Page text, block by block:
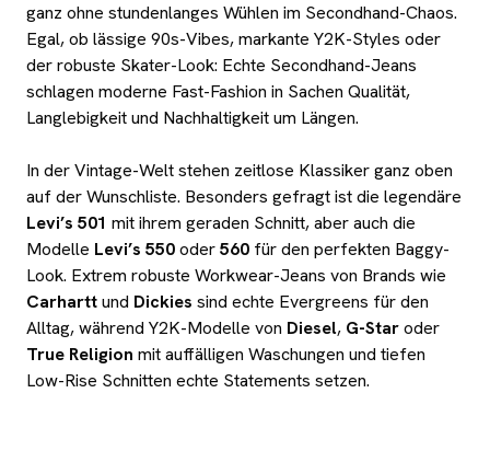
ganz ohne stundenlanges Wühlen im Secondhand-Chaos.
Egal, ob lässige 90s-Vibes, markante Y2K-Styles oder
der robuste Skater-Look: Echte Secondhand-Jeans
schlagen moderne Fast-Fashion in Sachen Qualität,
Langlebigkeit und Nachhaltigkeit um Längen.
In der Vintage-Welt stehen zeitlose Klassiker ganz oben
auf der Wunschliste. Besonders gefragt ist die legendäre
Levi’s 501 mit ihrem geraden Schnitt, aber auch die
Modelle Levi’s 550oder560 für den perfekten Baggy-
Look. Extrem robuste Workwear-Jeans von Brands wie
Carharttund Dickies sind echte Evergreens für den
Alltag, während Y2K-Modelle von Diesel, G-Staroder
True Religion mit auffälligen Waschungen und tiefen
Low-Rise Schnitten echte Statements setzen.